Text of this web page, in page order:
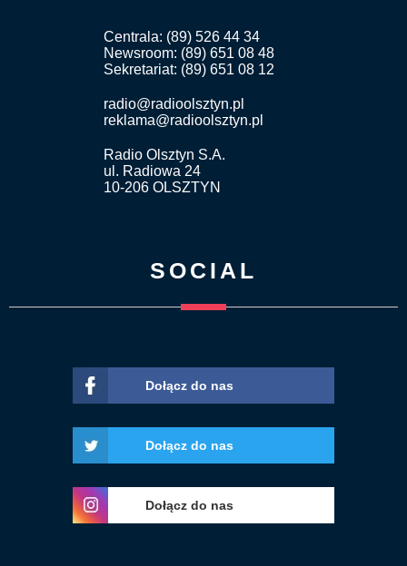
Centrala: (89) 526 44 34
Newsroom: (89) 651 08 48
Sekretariat: (89) 651 08 12
radio@radioolsztyn.pl
reklama@radioolsztyn.pl
Radio Olsztyn S.A.
ul. Radiowa 24
10-206 OLSZTYN
SOCIAL
Dołącz do nas
Dołącz do nas
Dołącz do nas